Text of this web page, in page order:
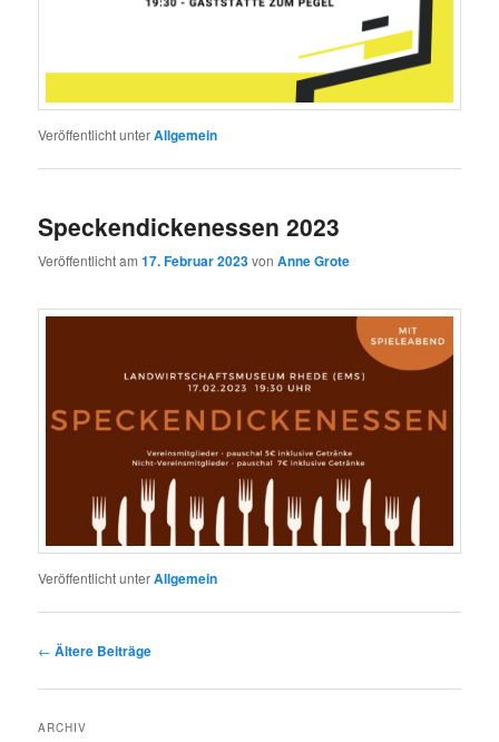
Veröffentlicht unterAllgemein
Speckendickenessen 2023
Veröffentlicht am17. Februar 2023vonAnne Grote
Veröffentlicht unterAllgemein
Beitragsnavigation
← Ältere Beiträge
ARCHIV